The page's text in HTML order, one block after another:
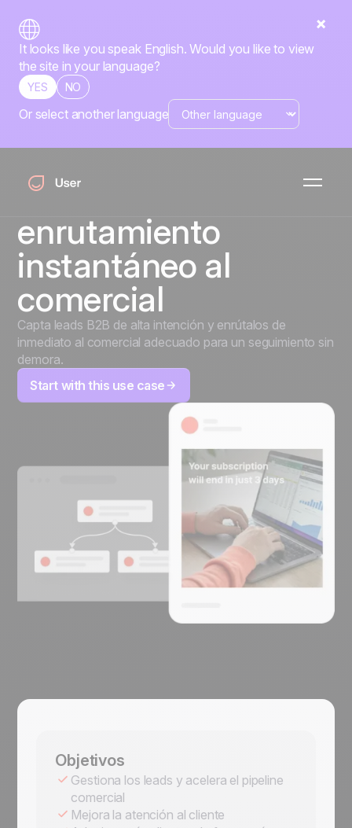
It looks like you speak English. Would you like to view
the site in your language?
YES NO
Or select another language
Actua cuando el lead
está caliente: widget
de llamada B2B con
enrutamiento
instantáneo al
comercial
Capta leads B2B de alta intención y enrútalos de
inmediato al comercial adecuado para un seguimiento sin
demora.
Start with this use case
Objetivos
Gestiona los leads y acelera el pipeline
comercial
Mejora la atención al cliente